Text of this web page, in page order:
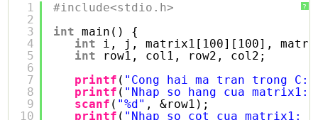
?
1
2
3
4
5
6
7
8
9
10
#include<stdio.h>
int
main() {
int
i, j, matrix1[100][100],
int
row1, col1, row2, col2;
printf ( "Cong hai ma tran trong C:
printf ( "Nhap so hang cua matrix1:
scanf ( "%d" , &row1);
printf ( "Nhap so cot cua matrix1: "